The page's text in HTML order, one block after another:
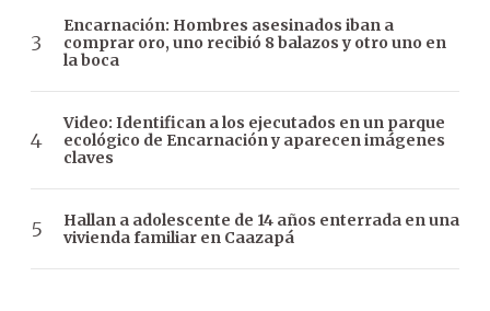
Encarnación: Hombres asesinados iban a
comprar oro, uno recibió 8 balazos y otro uno en
la boca
Video: Identifican a los ejecutados en un parque
ecológico de Encarnación y aparecen imágenes
claves
Hallan a adolescente de 14 años enterrada en una
vivienda familiar en Caazapá